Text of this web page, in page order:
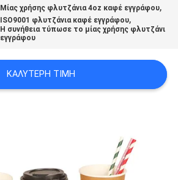
Μίας χρήσης φλυτζάνια 4oz καφέ εγγράφου,
ISO9001 φλυτζάνια καφέ εγγράφου,
Η συνήθεια τύπωσε το μίας χρήσης φλυτζάνι
εγγράφου
ΚΑΛΎΤΕΡΗ ΤΙΜΉ